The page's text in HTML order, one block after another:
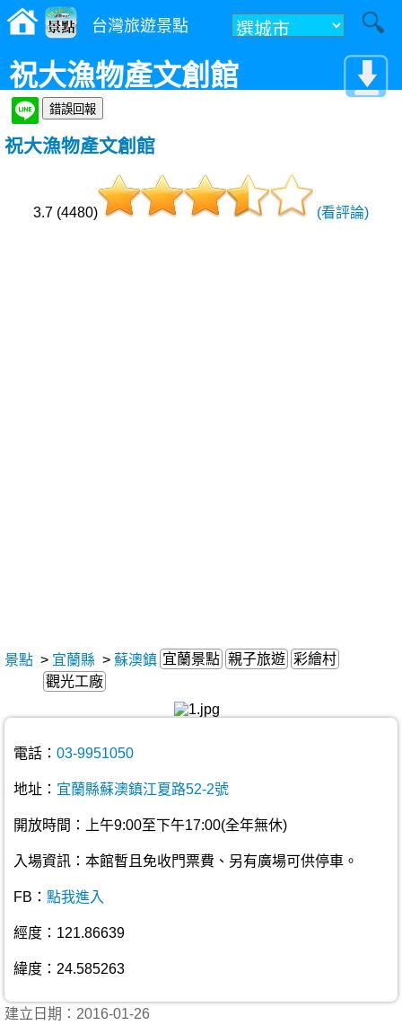
台灣旅遊景點
祝大漁物產文創館
祝大漁物產文創館
3.7 (4480) (看評論)
景點 > 宜蘭縣 > 蘇澳鎮 宜蘭景點 親子旅遊 彩繪村
觀光工廠
電話： 03-9951050
地址： 宜蘭縣蘇澳鎮江夏路52-2號
開放時間：上午9:00至下午17:00(全年無休)
入場資訊：本館暫且免收門票費、另有廣場可供停車。
FB： 點我進入
經度：121.86639
緯度：24.585263
建立日期：2016-01-26